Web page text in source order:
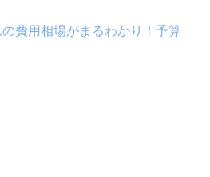
の費用相場がまるわかり！予算